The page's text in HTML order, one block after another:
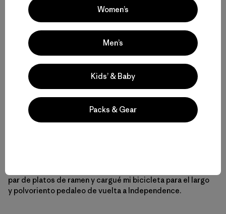
de granito, tomé la difícil decisión de dar la vuelta.
“Desearía que esto fuera un Ultra,” pensé. Entonces
podría haberme dejado caer, montado en el auto más
cercano y revolcado en mi propios lamentos. En lugar de
eso, estaba a 24 km de mi bicicleta, que se horneaba bajo
el sol del desierto 2.400 metros más abajo. Unas lágrimas
cayeron lentamente por mis mejillas, y las nubes
comenzaron a abrirse mientras me tambaleaba
tristemente por el sendero. De vuelta en la bici,
par de platos de ramen y cargué mi bicicleta para el largo
y polvoriento pedaleo de vuelta a Independence.
Women’s
Men’s
Kids’ & Baby
Packs & Gear